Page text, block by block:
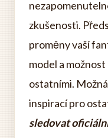
zkušenosti.
proměny vaší
model a
ostatními.
inspirací pro
sledovat